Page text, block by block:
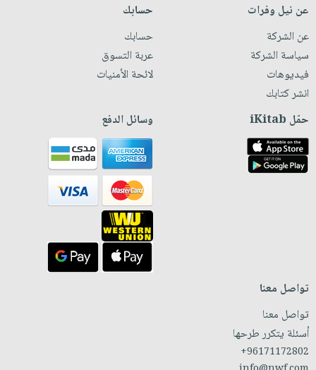
عن نيل وفرات
عن الشركة
سياسة الشركة
فيديوهات
انشر كتابك
حسابك
حسابك
عربة التسوق
لائحة الأمنيات
حمّل iKitab وسائل الدفع
تواصل معنا
تواصل معنا
أسئلة يتكرر طرحها
+96171172802